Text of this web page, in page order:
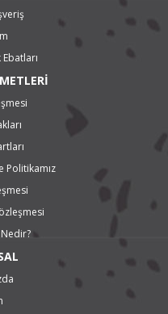
Politikamız